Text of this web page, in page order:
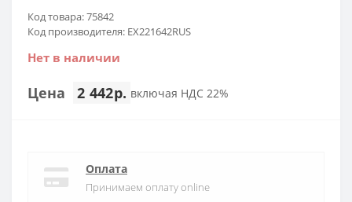
Код товара: 75842
Код производителя: EX221642RUS
Нет в наличии
Цена 2 442р. включая НДС 22%
Оплата
Принимаем оплату online